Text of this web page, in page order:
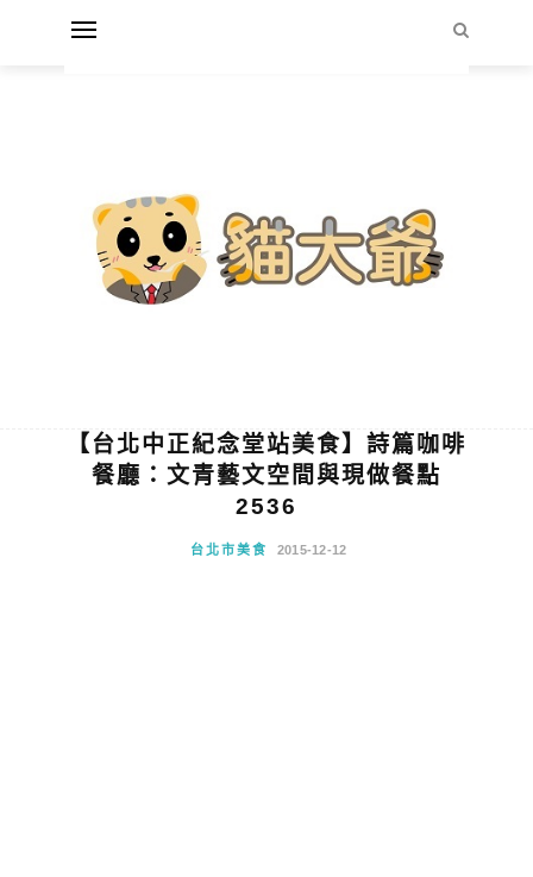
【台北中正紀念堂站美食】詩篇咖啡
餐廳：文青藝文空間與現做餐點
2536
台北市美食 2015-12-12